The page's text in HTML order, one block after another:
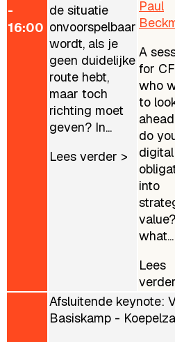
-
16:00
de situatie
onvoorspelbaar
wordt, als je
geen duidelijke
route hebt,
maar toch
richting moet
geven? In...
Lees verder >
Paul
A
for
who
to
do
digital
into
what...
Lees
Afsluitende keynote:
Basiskamp -